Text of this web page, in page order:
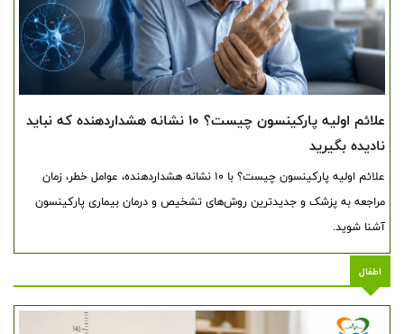
علائم اولیه پارکینسون چیست؟ ۱۰ نشانه هشداردهنده که نباید
نادیده بگیرید
علائم اولیه پارکینسون چیست؟ با ۱۰ نشانه هشداردهنده، عوامل خطر، زمان
مراجعه به پزشک و جدیدترین روش‌های تشخیص و درمان بیماری پارکینسون
آشنا شوید.
اطفال